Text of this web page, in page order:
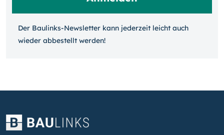
Der Baulinks-Newsletter kann jeder­zeit leicht auch
wieder ab­bestellt werden!